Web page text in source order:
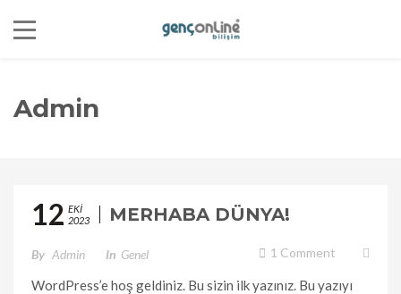
Admin
12 EKI
2023
MERHABA DÜNYA!
By Admin In Genel 1 Comment
WordPress’e hoş geldiniz. Bu sizin ilk yazınız. Bu yazıyı